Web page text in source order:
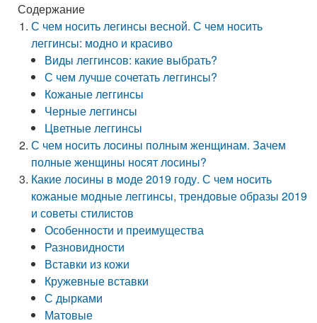
Содержание
С чем носить легинсы весной. С чем носить
леггинсы: модно и красиво
Виды леггинсов: какие выбрать?
С чем лучше сочетать леггинсы?
Кожаные леггинсы
Черные леггинсы
Цветные леггинсы
С чем носить лосины полным женщинам. Зачем
полные женщины носят лосины?
Какие лосины в моде 2019 году. С чем носить
кожаные модные леггинсы, трендовые образы 2019
и советы стилистов
Особенности и преимущества
Разновидности
Вставки из кожи
Кружевные вставки
С дырками
Матовые